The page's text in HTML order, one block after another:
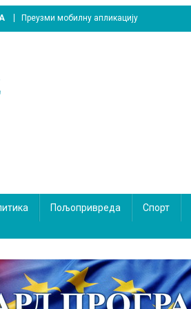
Преузми мобилну апликацију
Пољопривреда Спорт